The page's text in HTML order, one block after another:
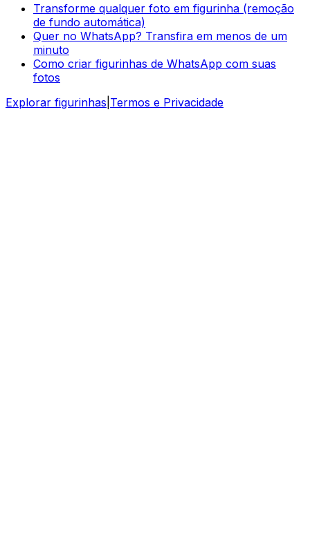
Transforme qualquer foto em figurinha (remoção
de fundo automática)
Quer no WhatsApp? Transfira em menos de um
minuto
Como criar figurinhas de WhatsApp com suas
fotos
Explorar figurinhas Termos e Privacidade